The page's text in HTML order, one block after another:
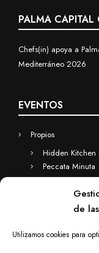
de
Utilizamos cookies para
PALMA
Chefs(in) apoya a
Mediterráneo 2026
EVENTOS
Propios
Hidden Kitchen
Peccata Minuta
Eventos a
Hidden Kitchen